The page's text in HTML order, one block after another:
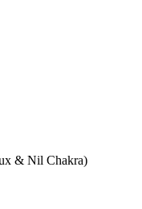
& Nil Chakra)